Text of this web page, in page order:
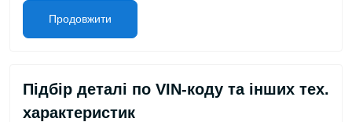
Продовжити
Підбір деталі по VIN-коду та інших тех.
характеристик